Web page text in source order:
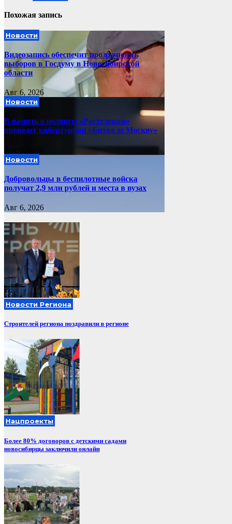
Похожая запись
Новости
Видеозапись обеспечит прозрачность
выборов в Госдуму в Новосибирской
области
Авг 6, 2026
Новости
В память о подвиге: «Ростелеком»
проведет кибертурнир «Битва за Москву»
Новости
Добровольцы в беспилотные войска
получат 2,9 млн рублей и места в вузах
Авг 6, 2026
Новости Региона
Строителей региона поздравили в регионе
Нацпроекты
Более 80% договоров с детскими садами
новосибирцы заключили онлайн